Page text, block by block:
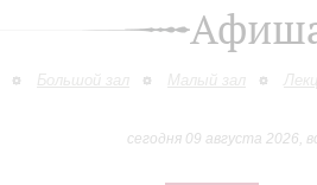
Большой зал Малый зал
сегодня 09 августа 2026,